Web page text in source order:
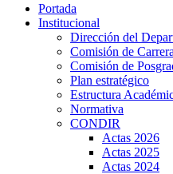
Portada
Institucional
Dirección del
Comisión de Carrera
Comisión de
Plan estratégico
Estructura
Normativa
CONDIR
Actas 2026
Actas 2025
Actas 2024